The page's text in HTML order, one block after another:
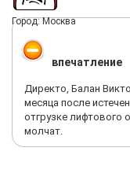
Город: Москва
впечатление
Директо, Балан
месяца после
отгрузке лифтового
молчат.